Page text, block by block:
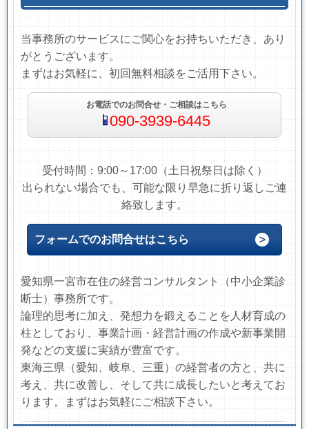
当事務所のサービスにご関心をお持ちいただき、あり
がとうございます。
まずはお気軽に、初回無料相談をご活用下さい。
お電話でのお問合せ・ご相談はこちら
090-3939-6445
受付時間：9:00～17:00（土日祝祭日は除く）
出られない場合でも、可能な限り早急に折り返しご連
絡致します。
フォームでのお問合せはこちら
愛知県一宮市在住の経営コンサルタント（中小企業診
断士）事務所です。
論理的思考に加え、発想力を鍛えることを人材育成の
柱としており、事業計画・経営計画の作成や新事業開
発などの支援に実績が豊富です。
東海三県（愛知、岐阜、三重）の経営者の方と、共に
考え、共に改善し、そして共に成長したいと考えてお
ります。まずはお気軽にご相談下さい。